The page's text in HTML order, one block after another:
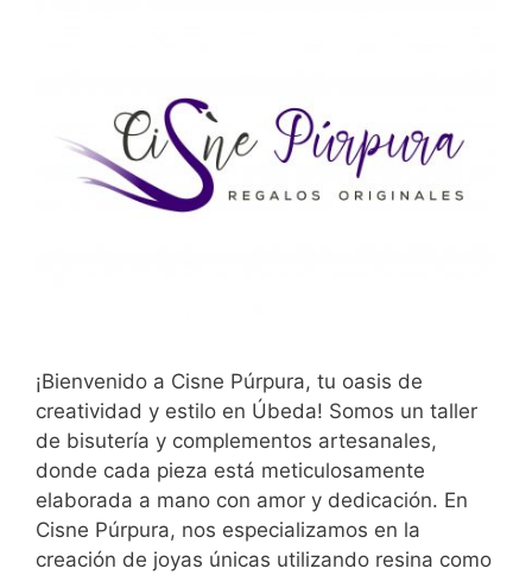
¡Bienvenido a Cisne Púrpura, tu oasis de
creatividad y estilo en Úbeda! Somos un taller
de bisutería y complementos artesanales,
donde cada pieza está meticulosamente
elaborada a mano con amor y dedicación. En
Cisne Púrpura, nos especializamos en la
creación de joyas únicas utilizando resina como